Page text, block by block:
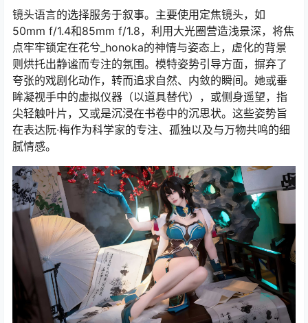
镜头语言的选择服务于叙事。主要使用定焦镜头，如
50mm f/1.4和85mm f/1.8，利用大光圈营造浅景深，将焦
点牢牢锁定在花兮_honoka的神情与姿态上，虚化的背景
则烘托出静谧而专注的氛围。模特姿势引导方面，摒弃了
夸张的戏剧化动作，转而追求自然、内敛的瞬间。她或垂
眸凝视手中的虚拟仪器（以道具替代），或侧身遥望，指
尖轻触叶片，又或是沉浸在书卷中的沉思状。这些姿势旨
在表达阮·梅作为科学家的专注、孤独以及与万物共鸣的细
腻情感。